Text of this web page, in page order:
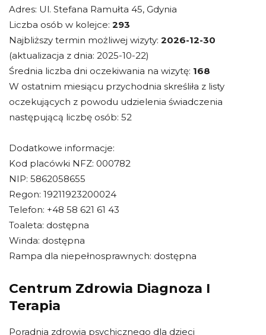
Adres: Ul. Stefana Ramułta 45, Gdynia
Liczba osób w kolejce: 293
Najbliższy termin możliwej wizyty: 2026-12-30
(aktualizacja z dnia: 2025-10-22)
Średnia liczba dni oczekiwania na wizytę: 168
W ostatnim miesiącu przychodnia skreśliła z listy
oczekujących z powodu udzielenia świadczenia
następującą liczbę osób: 52
Dodatkowe informacje:
Kod placówki NFZ: 000782
NIP: 5862058655
Regon: 19211923200024
Telefon: +48 58 621 61 43
Toaleta: dostępna
Winda: dostępna
Rampa dla niepełnosprawnych: dostępna
Centrum Zdrowia Diagnoza I
Terapia
Poradnia zdrowia psychicznego dla dzieci